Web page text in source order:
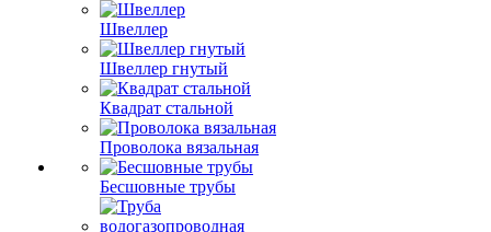
Швеллер
Швеллер гнутый
Квадрат стальной
Проволока вязальная
Бесшовные трубы